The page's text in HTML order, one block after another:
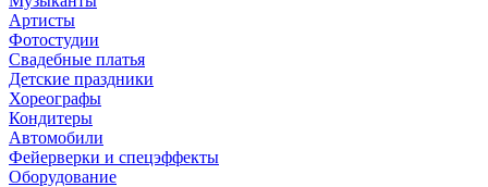
Артисты
Фотостудии
Свадебные платья
Детские праздники
Хореографы
Кондитеры
Автомобили
Фейерверки и спецэффекты
Оборудование